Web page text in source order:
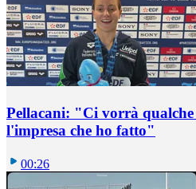
Pellacani: "Ci vorrà
l'impresa che ho fatto"
00:26